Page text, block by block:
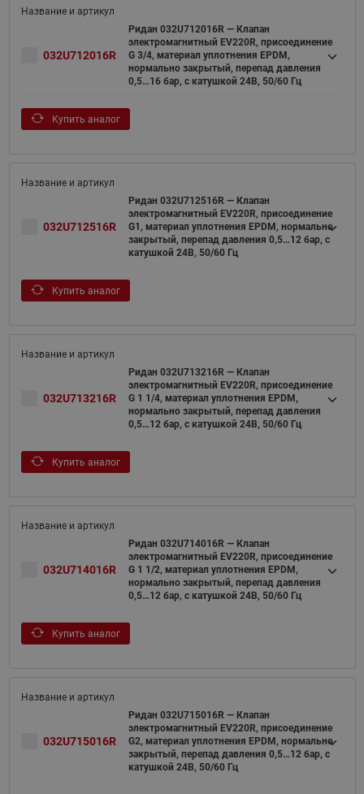
032U712016R
Ридан 032U712016R — Клапан
электромагнитный EV220R, присоединение
G 3/4, материал уплотнения EPDM,
нормально закрытый, перепад давления
0,5…16 бар, с катушкой 24В, 50/60 Гц
Купить аналог
032U712516R
Ридан 032U712516R — Клапан
электромагнитный EV220R, присоединение
G1, материал уплотнения EPDM, нормально
закрытый, перепад давления 0,5…12 бар, с
катушкой 24В, 50/60 Гц
Купить аналог
032U713216R
Ридан 032U713216R — Клапан
электромагнитный EV220R, присоединение
G 1 1/4, материал уплотнения EPDM,
нормально закрытый, перепад давления
0,5…12 бар, с катушкой 24В, 50/60 Гц
Купить аналог
032U714016R
Ридан 032U714016R — Клапан
электромагнитный EV220R, присоединение
G 1 1/2, материал уплотнения EPDM,
нормально закрытый, перепад давления
0,5…12 бар, с катушкой 24В, 50/60 Гц
Купить аналог
032U715016R
Ридан 032U715016R — Клапан
электромагнитный EV220R, присоединение
G2, материал уплотнения EPDM, нормально
закрытый, перепад давления 0,5…12 бар, с
катушкой 24В, 50/60 Гц